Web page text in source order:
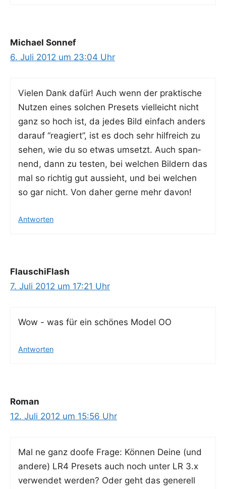
Michael Sonnef
6. Juli 2012 um 23:04 Uhr
Vie­len Dank dafür! Auch wenn der prak­ti­sche
Nut­zen eines sol­chen Pre­sets viel­leicht nicht
ganz so hoch ist, da jedes Bild ein­fach anders
dar­auf “reagiert”, ist es doch sehr hilf­reich zu
sehen, wie du so etwas umsetzt. Auch span­
nend, dann zu tes­ten, bei wel­chen Bil­dern das
mal so rich­tig gut aus­sieht, und bei wel­chen
so gar nicht. Von daher ger­ne mehr davon!
Antworten
FlauschiFlash
7. Juli 2012 um 17:21 Uhr
Wow - was für ein schö­nes Model OO
Antworten
Roman
12. Juli 2012 um 15:56 Uhr
Mal ne ganz doo­fe Fra­ge: Kön­nen Dei­ne (und
ande­re) LR4 Pre­sets auch noch unter LR 3.x
ver­wen­det wer­den? Oder geht das gene­rell